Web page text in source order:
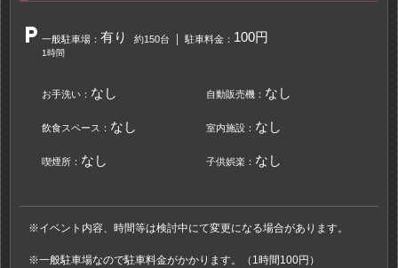
local_parking 一般駐車場： 有り 約150台 駐車料金： 100円
1時間
お手洗い： なし 自動販売機： なし
飲食スペース： なし 室内施設： なし
喫煙所： なし 子供娯楽： なし
※イベント内容、時間等は検討中にて変更になる場合があります。
※一般駐車場なので駐車料金がかかります。（1時間100円）